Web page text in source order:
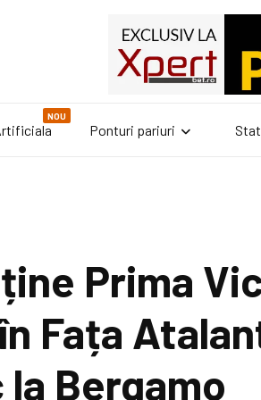
NOU
Ponturi pariuri
Prima
Fața
Bergamo